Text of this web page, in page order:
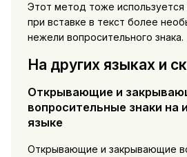
Этот метод тоже
при вставке в текст более
нежели вопросительного знака.
На других языках и
Открывающие и
вопросительные знаки на
языке
Открывающие и закрывающие